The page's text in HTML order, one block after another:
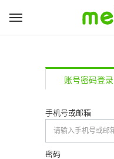
账号密码登录
手机号或邮箱
密码